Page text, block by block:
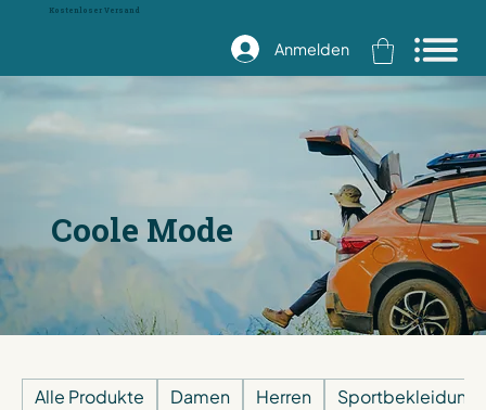
Kostenloser Versand
Anmelden
Coole Mode
Alle Produkte Damen Herren Sportbekleidung